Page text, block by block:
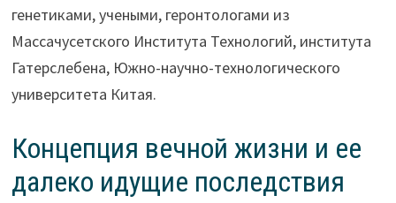
генетиками, учеными, геронтологами из
Массачусетского Института Технологий, института
Гатерслебена, Южно-научно-технологического
университета Китая.
Концепция вечной жизни и ее
далеко идущие последствия